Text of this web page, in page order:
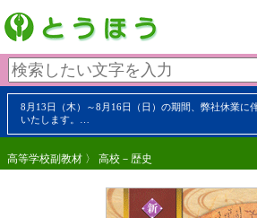
8月13日（木）～8月16日（日）の期間、弊社休業に
いたします。…
高等学校副教材 〉 高校－歴史